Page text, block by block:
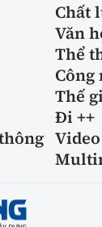
Chất
Văn
Thể
Công
Thế
Đi ++
Video